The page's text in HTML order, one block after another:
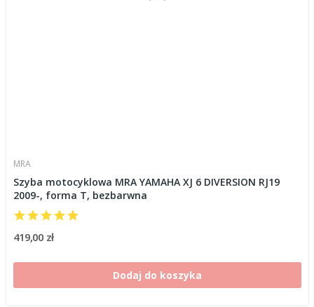
MRA
Szyba motocyklowa MRA YAMAHA XJ 6 DIVERSION RJ19
2009-, forma T, bezbarwna
419,00 zł
Dodaj do koszyka